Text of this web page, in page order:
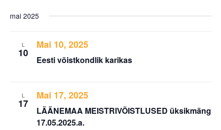
mai 2025
L
10
Mai 10, 2025
Eesti võistkondlik karikas
L
17
Mai 17, 2025
LÄÄNEMAA MEISTRIVÕISTLUSED üksikmäng
17.05.2025.a.